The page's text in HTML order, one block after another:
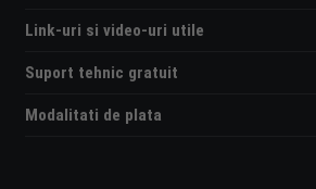
Link-uri si video-uri utile
Suport tehnic gratuit
Modalitati de plata